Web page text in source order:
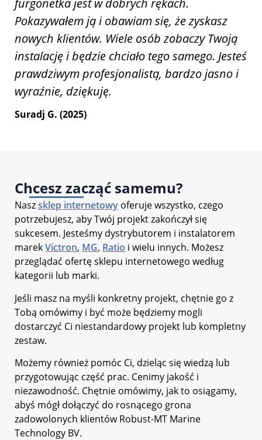
furgonetka jest w dobrych rękach.
Pokazywałem ją i obawiam się, że zyskasz
nowych klientów. Wiele osób zobaczy Twoją
instalację i będzie chciało tego samego. Jesteś
prawdziwym profesjonalistą, bardzo jasno i
wyraźnie, dziękuję.
Suradj G. (2025)
Chcesz zacząć samemu?
Naszsklep internetowy oferuje wszystko, czego
potrzebujesz, aby Twój projekt zakończył się
sukcesem. Jesteśmy dystrybutorem i instalatorem
marekVictron, MG, Ratio i wielu innych. Możesz
przeglądać ofertę sklepu internetowego według
kategorii lub marki.
Jeśli masz na myśli konkretny projekt, chętnie go z
Tobą omówimy i być może będziemy mogli
dostarczyć Ci niestandardowy projekt lub kompletny
zestaw.
Możemy również pomóc Ci, dzieląc się wiedzą lub
przygotowując część prac. Cenimy jakość i
niezawodność. Chętnie omówimy, jak to osiągamy,
abyś mógł dołączyć do rosnącego grona
zadowolonych klientów Robust-MT Marine
Technology BV.